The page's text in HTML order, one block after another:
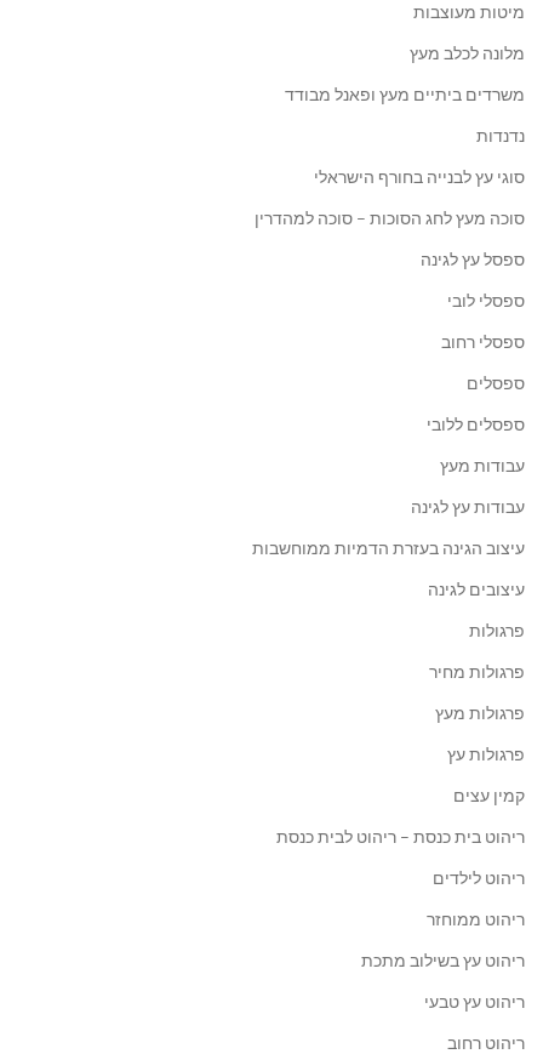
מיטות מעוצבות
מלונה לכלב מעץ
משרדים ביתיים מעץ ופאנל מבודד
נדנדות
סוגי עץ לבנייה בחורף הישראלי
סוכה מעץ לחג הסוכות – סוכה למהדרין
ספסל עץ לגינה
ספסלי לובי
ספסלי רחוב
ספסלים
ספסלים ללובי
עבודות מעץ
עבודות עץ לגינה
עיצוב הגינה בעזרת הדמיות ממוחשבות
עיצובים לגינה
פרגולות
פרגולות מחיר
פרגולות מעץ
פרגולות עץ
קמין עצים
ריהוט בית כנסת – ריהוט לבית כנסת
ריהוט לילדים
ריהוט ממוחזר
ריהוט עץ בשילוב מתכת
ריהוט עץ טבעי
ריהוט רחוב